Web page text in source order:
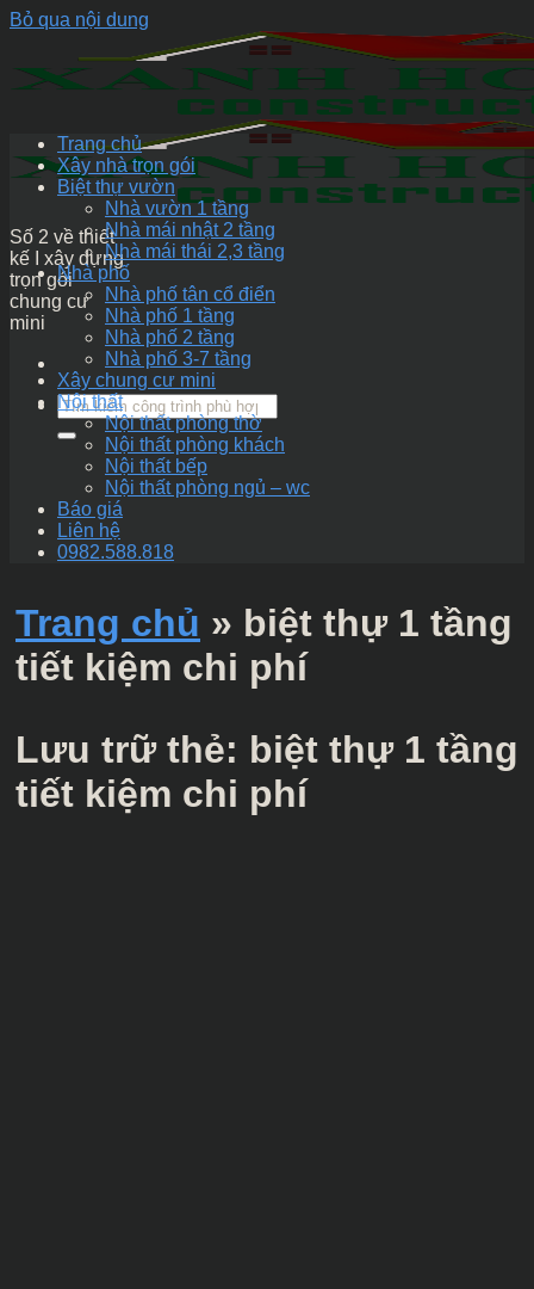
Bỏ qua nội dung
Số 2 về thiết
kế I xây dựng
trọn gói
chung cư
mini
Trang chủ
Xây nhà trọn gói
Biệt thự vườn
Nhà vườn 1 tầng
Nhà mái nhật 2 tầng
Nhà mái thái 2,3 tầng
Nhà phố
Nhà phố tân cổ điển
Nhà phố 1 tầng
Nhà phố 2 tầng
Nhà phố 3-7 tầng
Xây chung cư mini
Nội thất
Nội thất phòng thờ
Nội thất phòng khách
Nội thất bếp
Nội thất phòng ngủ – wc
Báo giá
Liên hệ
0982.588.818
Trang chủ » biệt thự 1 tầng
tiết kiệm chi phí
Lưu trữ thẻ: biệt thự 1 tầng
tiết kiệm chi phí